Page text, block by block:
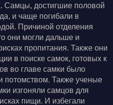
Самцы, достигшие половой
и чаще погибали в
Причиной отделения
они могли дальше и
пропитания. Также они
в поиске самок, готовых к
во главе самки было
потомством. Также ученые
изгоняли самцов для
пищи. И избегали